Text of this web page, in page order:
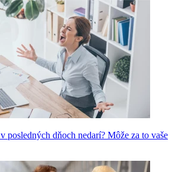
posledných dňoch nedarí? Môže za to vaše